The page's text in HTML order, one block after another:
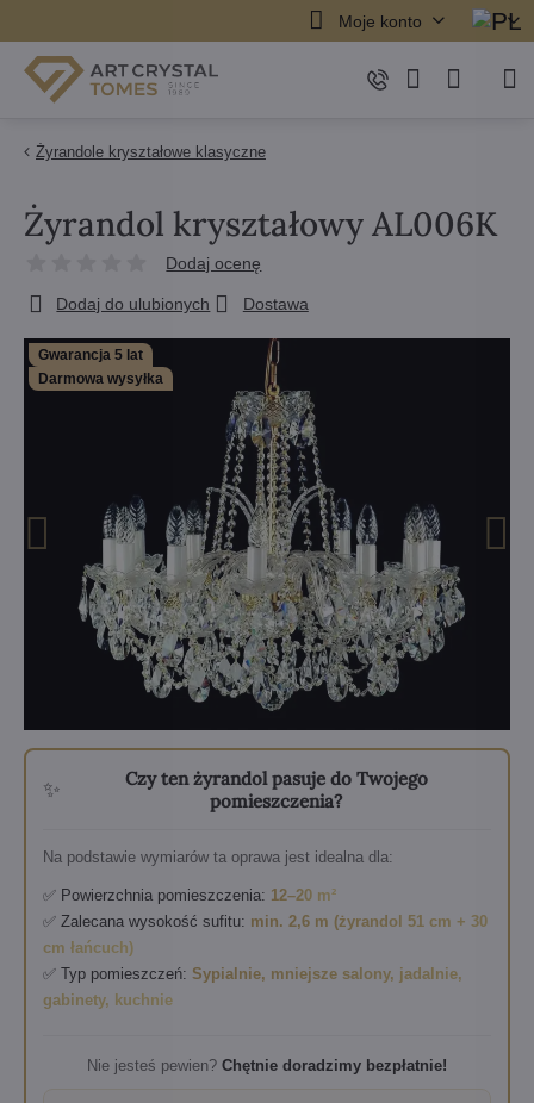
Moje konto
Żyrandole kryształowe klasyczne
Gwarancja 5 lat
Darmowa wysyłka
✨
Czy ten żyrandol pasuje do Twojego
pomieszczenia?
Na podstawie wymiarów ta oprawa jest idealna dla:
✅ Powierzchnia pomieszczenia: 12–20 m²
✅ Zalecana wysokość sufitu: min. 2,6 m (żyrandol 51 cm + 30
cm łańcuch)
✅ Typ pomieszczeń: Sypialnie, mniejsze salony, jadalnie,
gabinety, kuchnie
Nie jesteś pewien? Chętnie doradzimy bezpłatnie!
Żyrandol kryształowy AL006K
Dodaj ocenę
Dodaj do ulubionych Dostawa